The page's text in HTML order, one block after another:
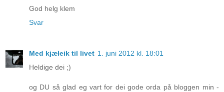
God helg klem
Svar
Med kjæleik til livet 1. juni 2012 kl. 18:01
Heldige dei ;)
og DU så glad eg vart for dei gode orda på bloggen min -